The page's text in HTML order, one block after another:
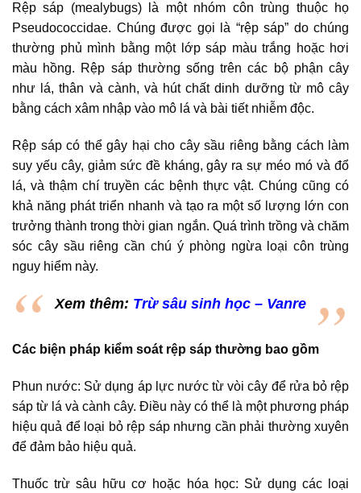
Rệp sáp (mealybugs) là một nhóm côn trùng thuộc họ
Pseudococcidae. Chúng được gọi là “rệp sáp” do chúng
thường phủ mình bằng một lớp sáp màu trắng hoặc hơi
màu hồng. Rệp sáp thường sống trên các bộ phận cây
như lá, thân và cành, và hút chất dinh dưỡng từ mô cây
bằng cách xâm nhập vào mô lá và bài tiết nhiễm độc.
Rệp sáp có thể gây hại cho cây sầu riêng bằng cách làm
suy yếu cây, giảm sức đề kháng, gây ra sự méo mó và đổ
lá, và thậm chí truyền các bệnh thực vật. Chúng cũng có
khả năng phát triển nhanh và tạo ra một số lượng lớn con
trưởng thành trong thời gian ngắn. Quá trình trồng và chăm
sóc cây sầu riêng cần chú ý phòng ngừa loại côn trùng
nguy hiểm này.
Xem thêm: Trừ sâu sinh học – Vanre
Các biện pháp kiểm soát rệp sáp thường bao gồm
Phun nước: Sử dụng áp lực nước từ vòi cây để rửa bỏ rệp
sáp từ lá và cành cây. Điều này có thể là một phương pháp
hiệu quả để loại bỏ rệp sáp nhưng cần phải thường xuyên
để đảm bảo hiệu quả.
Thuốc trừ sâu hữu cơ hoặc hóa học: Sử dụng các loại